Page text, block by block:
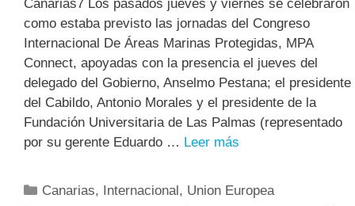
Canarias7 Los pasados jueves y viernes se celebraron
como estaba previsto las jornadas del Congreso
Internacional De Áreas Marinas Protegidas, MPA
Connect, apoyadas con la presencia el jueves del
delegado del Gobierno, Anselmo Pestana; el presidente
del Cabildo, Antonio Morales y el presidente de la
Fundación Universitaria de Las Palmas (representado
por su gerente Eduardo … Leer más
Canarias, Internacional , Union Europea